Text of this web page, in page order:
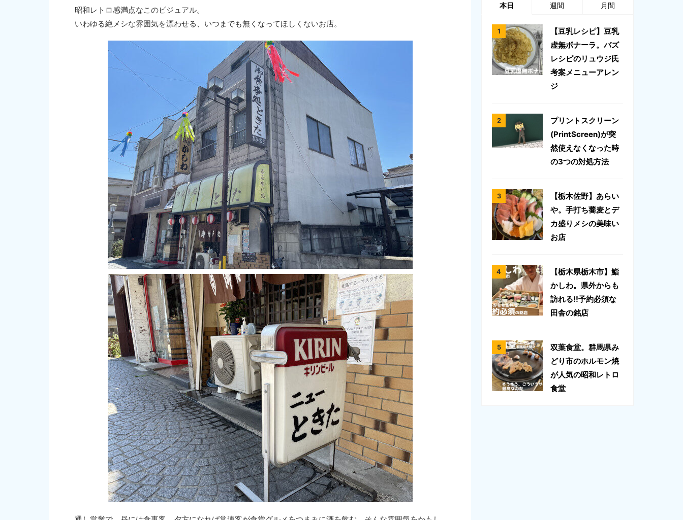
昭和レトロ感満点なこのビジュアル。
いわゆる絶メシな雰囲気を漂わせる、いつまでも無くなってほしくないお店。
本日 週間 月間
【豆乳レシピ】豆乳
虚無ボナーラ。バズ
レシピのリュウジ氏
考案メニューアレン
ジ
プリントスクリーン
(PrintScreen)が突
然使えなくなった時
の3つの対処方法
【栃木佐野】あらい
や。手打ち蕎麦とデ
カ盛りメシの美味い
お店
【栃木県栃木市】鮨
かしわ。県外からも
訪れる!!予約必須な
田舎の銘店
双葉食堂。群馬県み
どり市のホルモン焼
が人気の昭和レトロ
食堂